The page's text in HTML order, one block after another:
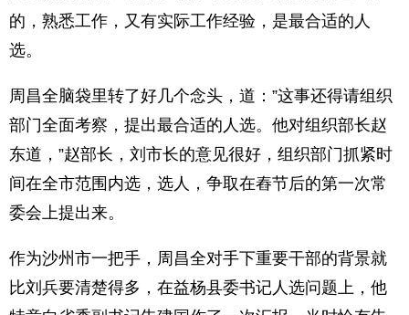
的，熟悉工作，又有实际工作经验，是最合适的人
选。
周昌全脑袋里转了好几个念头，道：”这事还得请组织
部门全面考察，提出最合适的人选。他对组织部长赵
东道，”赵部长，刘市长的意见很好，组织部门抓紧时
间在全市范围内选，选人，争取在舂节后的第一次常
委会上提出来。
作为沙州市一把手，周昌全对手下重要干部的背景就
比刘兵要清楚得多，在益杨县委书记人选问题上，他